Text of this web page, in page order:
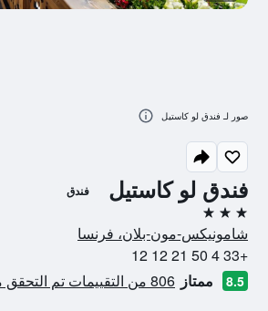
فندق لو كاستيل فندق
3 نجوم
شامونيكس-مون-بلان، فرنسا
+33 4 50 21 12 12
8.5 ممتاز 806 من التقييمات تم التحقق منها
صور لـ فندق لو كاستيل